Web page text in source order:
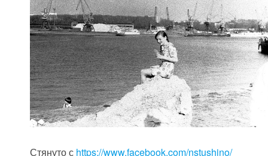
Стянуто с https://www.facebook.com/nstushino/